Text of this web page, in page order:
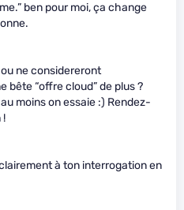
ben pour moi, ça change
ou ne considereront
bête “offre cloud” de plus ?
moins on essaie :) Rendez-
!
à ton interrogation en